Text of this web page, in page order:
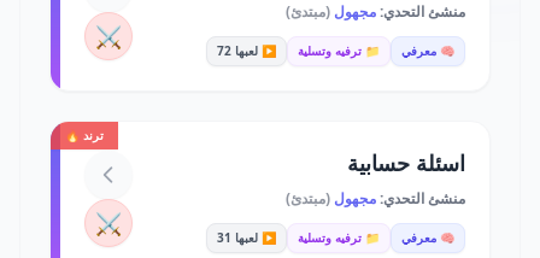
منشئ التحدي:مجهول (مبتدئ)
🧠 معرفي 📁 ترفيه وتسلية ▶️ لعبها 72 ⚔️
ترند 🔥
اسئلة حسابية
منشئ التحدي:مجهول (مبتدئ)
🧠 معرفي 📁 ترفيه وتسلية ▶️ لعبها 31 ⚔️